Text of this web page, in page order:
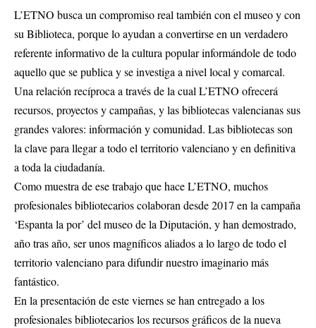
L’ETNO busca un compromiso real también con el museo y con
su Biblioteca, porque lo ayudan a convertirse en un verdadero
referente informativo de la cultura popular informándole de todo
aquello que se publica y se investiga a nivel local y comarcal.
Una relación recíproca a través de la cual L’ETNO ofrecerá
recursos, proyectos y campañas, y las bibliotecas valencianas sus
grandes valores: información y comunidad. Las bibliotecas son
la clave para llegar a todo el territorio valenciano y en definitiva
a toda la ciudadanía.
Como muestra de ese trabajo que hace L’ETNO, muchos
profesionales bibliotecarios colaboran desde 2017 en la campaña
‘Espanta la por’ del museo de la Diputación, y han demostrado,
año tras año, ser unos magníficos aliados a lo largo de todo el
territorio valenciano para difundir nuestro imaginario más
fantástico.
En la presentación de este viernes se han entregado a los
profesionales bibliotecarios los recursos gráficos de la nueva